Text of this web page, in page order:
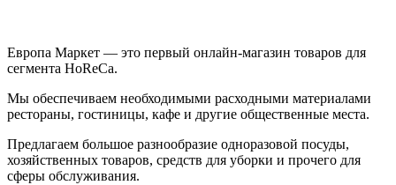
Европа Маркет — это первый онлайн-магазин товаров для
сегмента HoReCa.
Мы обеспечиваем необходимыми расходными материалами
рестораны, гостиницы, кафе и другие общественные места.
Предлагаем большое разнообразие одноразовой посуды,
хозяйственных товаров, средств для уборки и прочего для
сферы обслуживания.